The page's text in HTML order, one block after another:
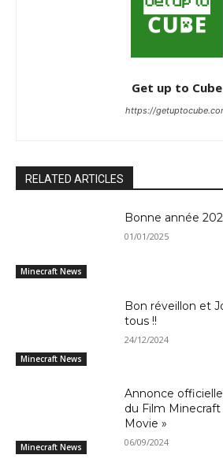
Get up to Cube
https://
RELATED ARTICLES
Minecraft News
Bonne année
01/01/2025
Minecraft News
Bon réveillon et
tous !!
24/12/2024
Minecraft News
Annonce
du Film
Movie »
06/09/2024